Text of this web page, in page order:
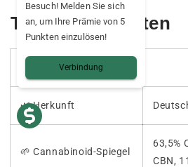
Technische Daten
🧾 Spezifikation
🌿 Herkunft
🌱 Cannabinoid-Spiegel
63,5%
CBN,
Besuch! Melden Sie sich
an, um Ihre Prämie von 5
Punkten einzulösen!
Verbindung